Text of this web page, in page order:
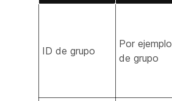
ID de grupo
Por
de grupo